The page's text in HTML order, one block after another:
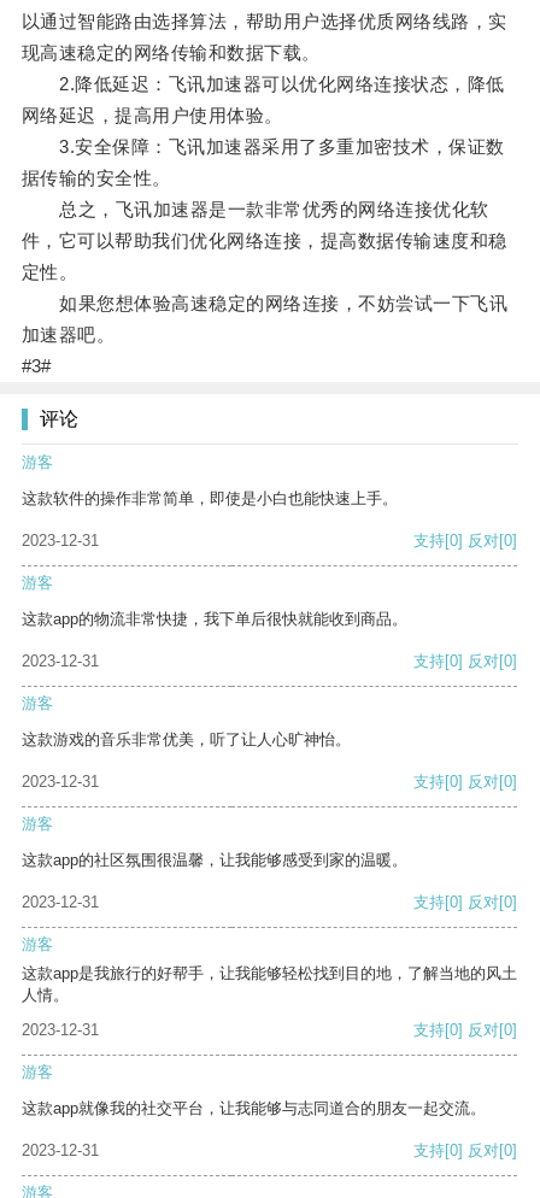
以通过智能路由选择算法，帮助用户选择优质网络线路，实
现高速稳定的网络传输和数据下载。
2.降低延迟：飞讯加速器可以优化网络连接状态，降低
网络延迟，提高用户使用体验。
3.安全保障：飞讯加速器采用了多重加密技术，保证数
据传输的安全性。
总之，飞讯加速器是一款非常优秀的网络连接优化软
件，它可以帮助我们优化网络连接，提高数据传输速度和稳
定性。
如果您想体验高速稳定的网络连接，不妨尝试一下飞讯
加速器吧。
#3#
评论
游客
这款软件的操作非常简单，即使是小白也能快速上手。
2023-12-31 支持[0] 反对[0]
游客
这款app的物流非常快捷，我下单后很快就能收到商品。
2023-12-31 支持[0] 反对[0]
游客
这款游戏的音乐非常优美，听了让人心旷神怡。
2023-12-31 支持[0] 反对[0]
游客
这款app的社区氛围很温馨，让我能够感受到家的温暖。
2023-12-31 支持[0] 反对[0]
游客
这款app是我旅行的好帮手，让我能够轻松找到目的地，了解当地的风土
人情。
2023-12-31
支持[0] 反对[0]
游客
这款app就像我的社交平台，让我能够与志同道合的朋友一起交流。
2023-12-31 支持[0] 反对[0]
游客